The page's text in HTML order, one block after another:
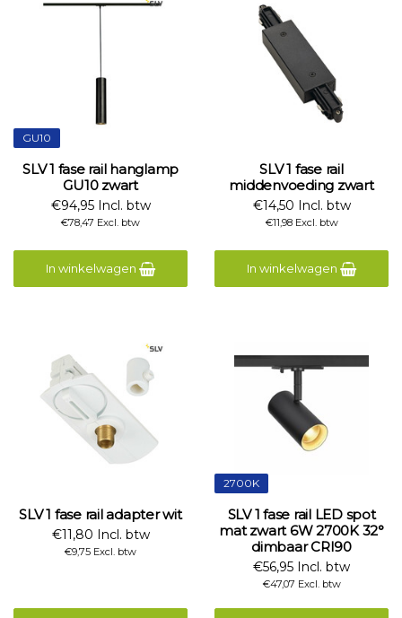
GU10
SLV 1 fase rail hanglamp
GU10 zwart
€94,95 Incl. btw
€78,47 Excl. btw
In winkelwagen
SLV 1 fase rail
middenvoeding zwart
€14,50 Incl. btw
€11,98 Excl. btw
In winkelwagen
SLV 1 fase rail adapter wit
€11,80 Incl. btw
€9,75 Excl. btw
2700K
SLV 1 fase rail LED spot
mat zwart 6W 2700K 32°
dimbaar CRI90
€56,95 Incl. btw
€47,07 Excl. btw